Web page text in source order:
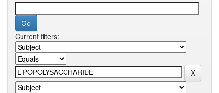
Current filters: